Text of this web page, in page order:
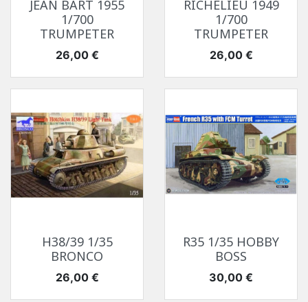
JEAN BART 1955
1/700
TRUMPETER
Prix
26,00 €
RICHELIEU 1949
1/700
TRUMPETER
Prix
26,00 €
H38/39 1/35
BRONCO
Prix
26,00 €
R35 1/35 HOBBY
BOSS
Prix
30,00 €